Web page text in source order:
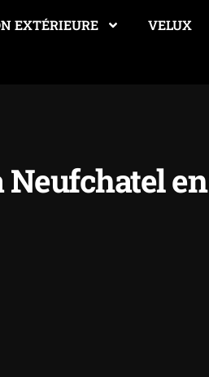
EXTÉRIEURE VELUX
en